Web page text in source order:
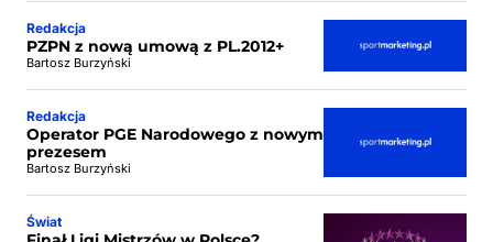
Redakcja
PZPN z nową umową z PL.2012+
Bartosz Burzyński
Redakcja
Operator PGE Narodowego z nowym
prezesem
Bartosz Burzyński
Świat